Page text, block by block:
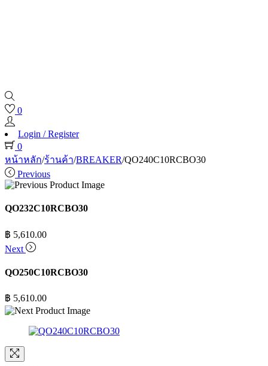
0
Login / Register
0
หน้าหลัก/ร้านค้า/BREAKER/QO240C10RCBO30
Previous
QO232C10RCBO30
฿ 5,610.00
Next
QO250C10RCBO30
฿ 5,610.00